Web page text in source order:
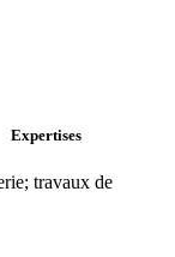
Expertises
travaux de